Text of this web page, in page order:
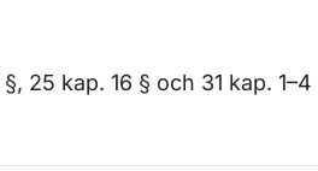
25 kap. 16 § och 31 kap. 1–4